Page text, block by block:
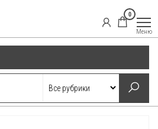
0
Меню